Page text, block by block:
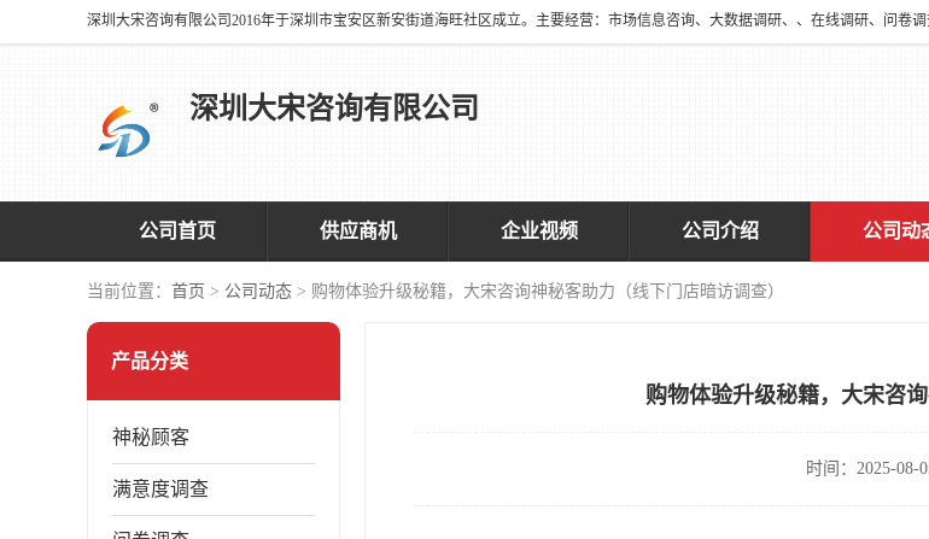
深圳大宋咨询有限公司
公司首页 供应商机 企业视频 公司介绍 公司动
当前位置： 首页 > 公司动态 > 购物体验升级秘籍，大宋咨询神秘客助力（线下门店暗访调查）
产品分类
神秘顾客
满意度调查
购物体验升级秘籍，大宋咨
时间：2025-08-